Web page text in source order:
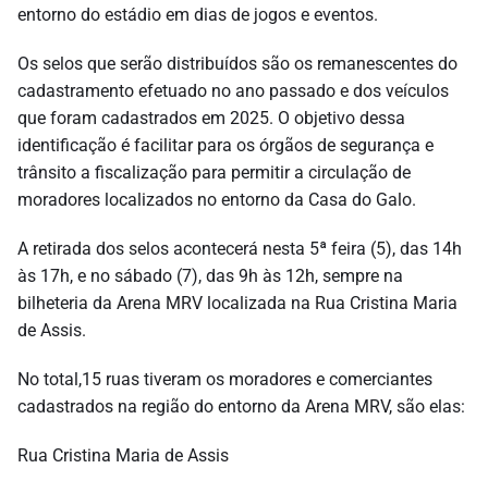
entorno do estádio em dias de jogos e eventos.
Os selos que serão distribuídos são os remanescentes do
cadastramento efetuado no ano passado e dos veículos
que foram cadastrados em 2025. O objetivo dessa
identificação é facilitar para os órgãos de segurança e
trânsito a fiscalização para permitir a circulação de
moradores localizados no entorno da Casa do Galo.
A retirada dos selos acontecerá nesta 5ª feira (5), das 14h
às 17h, e no sábado (7), das 9h às 12h, sempre na
bilheteria da Arena MRV localizada na Rua Cristina Maria
de Assis.
No total,15 ruas tiveram os moradores e comerciantes
cadastrados na região do entorno da Arena MRV, são elas:
Rua Cristina Maria de Assis